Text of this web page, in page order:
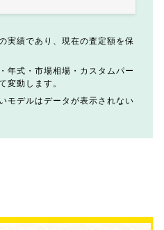
実績であり、現在の査定額を保
年式・市場相場・カスタムパー
変動します。
モデルはデータが表示されない